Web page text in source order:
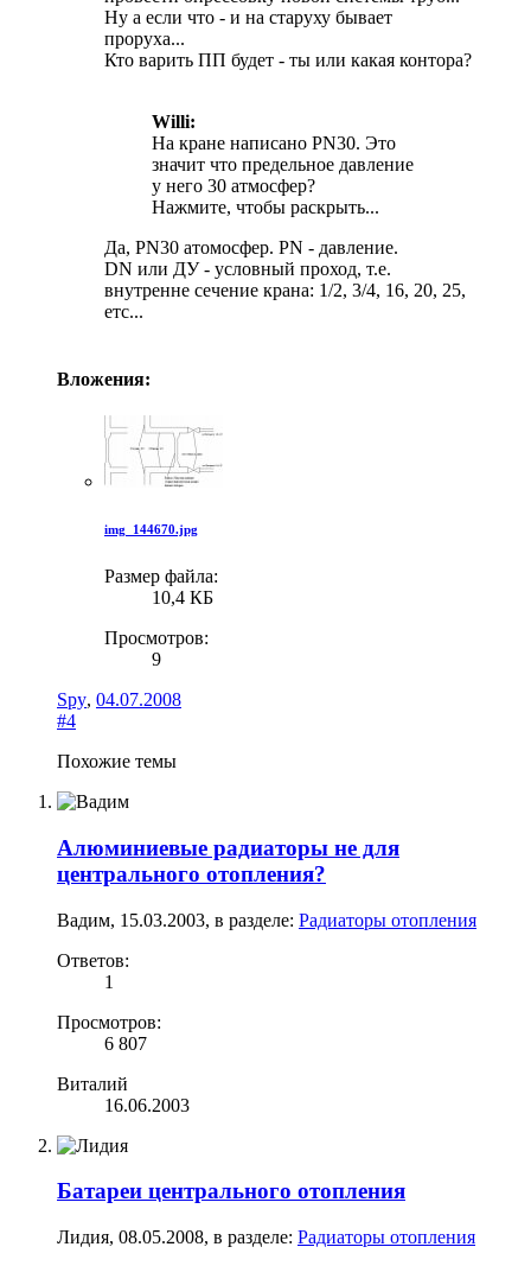
Ну а если что - и на старуху бывает
проруха...
Кто варить ПП будет - ты или какая контора?
Willi:
На кране написано PN30. Это
значит что предельное давление
у него 30 атмосфер?
Нажмите, чтобы раскрыть...
Да, PN30 атомосфер. PN - давление.
DN или ДУ - условный проход, т.е.
внутренне сечение крана: 1/2, 3/4, 16, 20, 25,
етс...
Вложения:
img_144670.jpg
Размер файла:
10,4 КБ
Просмотров:
9
Spy, 04.07.2008
#4
Похожие темы
Алюминиевые радиаторы не для
центрального отопления?
Вадим, 15.03.2003, в разделе: Радиаторы отопления
Ответов:
1
Просмотров:
6 807
Виталий
16.06.2003
Батареи центрального отопления
Лидия, 08.05.2008, в разделе: Радиаторы отопления